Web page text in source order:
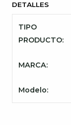
DETALLES
TIPO
PRODUCTO:
MARCA:
Modelo: